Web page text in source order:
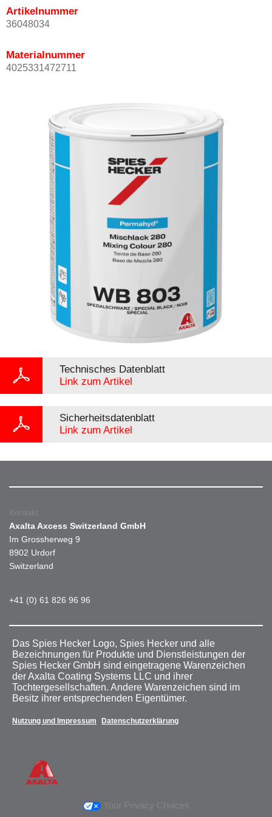
Artikelnummer
36048034
Materialnummer
4025331472711
Technisches Datenblatt
Link zum Artikel
Sicherheitsdatenblatt
Link zum Artikel
Kontakt
Axalta Axcess Switzerland GmbH
Im Grossherweg 9
8902 Urdorf
Switzerland
+41 (0) 61 826 96 96
Das Spies Hecker Logo, Spies Hecker und alle
Bezeichnungen für Produkte und Dienstleistungen der
Spies Hecker GmbH sind eingetragene Warenzeichen
der Axalta Coating Systems LLC und ihrer
Tochtergesellschaften. Andere Warenzeichen sind im
Besitz ihrer entsprechenden Eigentümer.
Nutzung und Impressum Datenschutzerklärung
Your Privacy Choices